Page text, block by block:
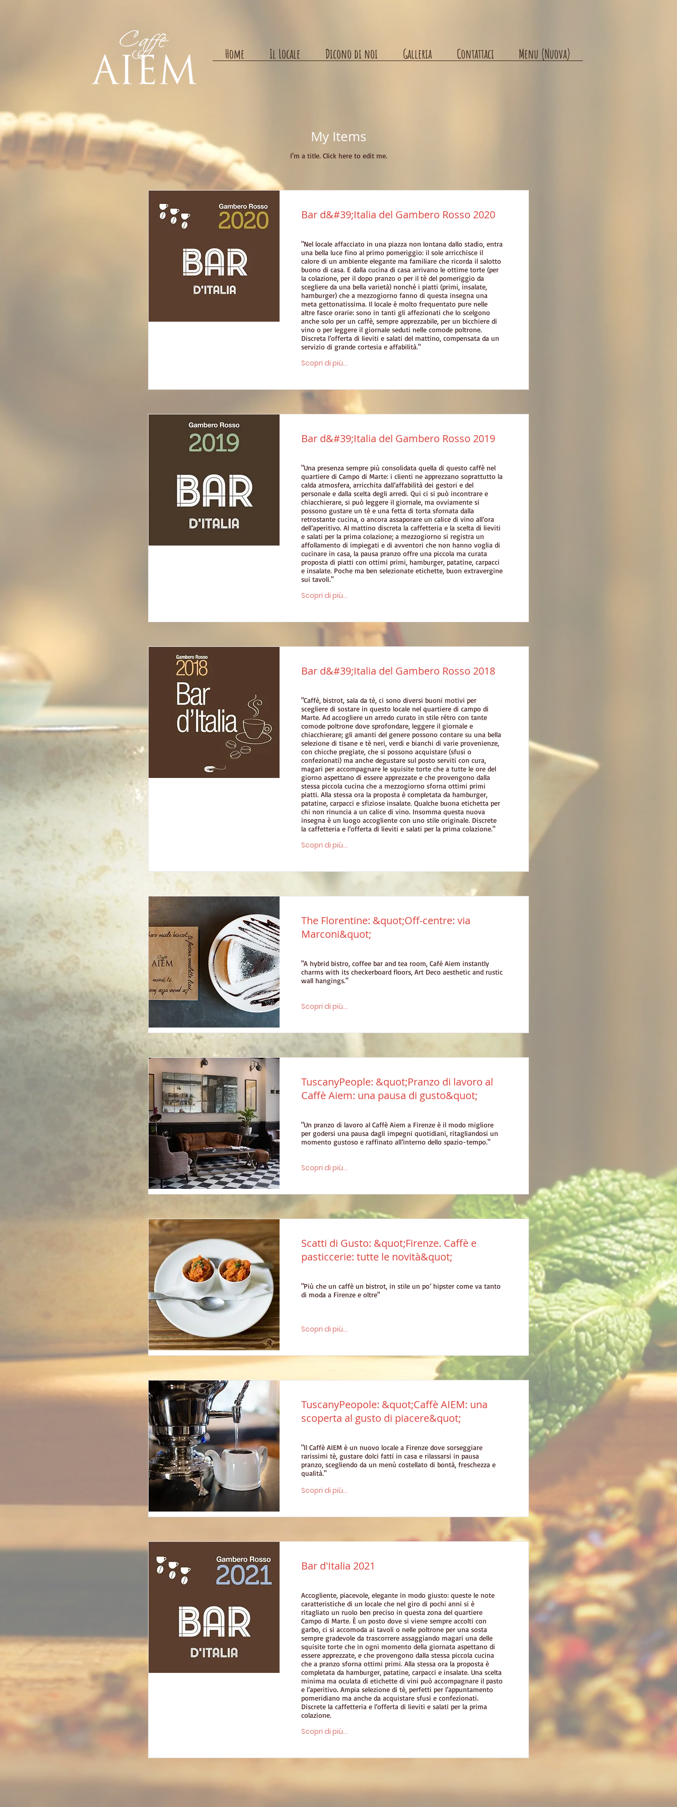
Home Il Locale Dicono di noi Galleria Contattaci Menu (Nuova)
My Items
I'm a title. ​Click here to edit me.
Bar d&#39;Italia del Gambero Rosso 2020
"Nel locale affacciato in una piazza non lontana dallo stadio, entra
una bella luce fino al primo pomeriggio: il sole arricchisce il
calore di un ambiente elegante ma familiare che ricorda il salotto
buono di casa. E dalla cucina di casa arrivano le ottime torte (per
la colazione, per il dopo pranzo o per il tè del pomeriggio da
scegliere da una bella varietà) nonché i piatti (primi, insalate,
hamburger) che a mezzogiorno fanno di questa insegna una
meta gettonatissima. Il locale è molto frequentato pure nelle
altre fasce orarie: sono in tanti gli affezionati che lo scelgono
anche solo per un caffè, sempre apprezzabile, per un bicchiere di
vino o per leggere il giornale seduti nelle comode poltrone.
Discreta l’offerta di lieviti e salati del mattino, compensata da un
servizio di grande cortesia e affabilità."
Scopri di più...
Bar d&#39;Italia del Gambero Rosso 2019
"Una presenza sempre più consolidata quella di questo caffè nel
quartiere di Campo di Marte: i clienti ne apprezzano soprattutto la
calda atmosfera, arricchita dall’affabilità dei gestori e del
personale e dalla scelta degli arredi. Qui ci si può incontrare e
chiacchierare, si può leggere il giornale, ma ovviamente si
possono gustare un tè e una fetta di torta sfornata dalla
retrostante cucina, o ancora assaporare un calice di vino all’ora
dell’aperitivo. Al mattino discreta la caffetteria e la scelta di lieviti
e salati per la prima colazione; a mezzogiorno si registra un
affollamento di impiegati e di avventori che non hanno voglia di
cucinare in casa, la pausa pranzo offre una piccola ma curata
proposta di piatti con ottimi primi, hamburger, patatine, carpacci
e insalate. Poche ma ben selezionate etichette, buon extravergine
sui tavoli."
Scopri di più...
Bar d&#39;Italia del Gambero Rosso 2018
"Caffè, bistrot, sala da tè, ci sono diversi buoni motivi per
scegliere di sostare in questo locale nel quartiere di campo di
Marte. Ad accogliere un arredo curato in stile rétro con tante
comode poltrone dove sprofondare, leggere il giornale e
chiacchierare; gli amanti del genere possono contare su una bella
selezione di tisane e tè neri, verdi e bianchi di varie provenienze,
con chicche pregiate, che si possono acquistare (sfusi o
confezionati) ma anche degustare sul posto serviti con cura,
magari per accompagnare le squisite torte che a tutte le ore del
giorno aspettano di essere apprezzate e che provengono dalla
stessa piccola cucina che a mezzogiorno sforna ottimi primi
piatti. Alla stessa ora la proposta è completata da hamburger,
patatine, carpacci e sfiziose insalate. Qualche buona etichetta per
chi non rinuncia a un calice di vino. Insomma questa nuova
insegna è un luogo accogliente con uno stile originale. Discrete
la caffetteria e l’offerta di lieviti e salati per la prima colazione."
Scopri di più...
The Florentine: &quot;Off-centre: via
Marconi&quot;
"A hybrid bistro, coffee bar and tea room, Café Aiem instantly
charms with its checkerboard floors, Art Deco aesthetic and rustic
wall hangings."
Scopri di più...
TuscanyPeople: &quot;Pranzo di lavoro al
Caffè Aiem: una pausa di gusto&quot;
"Un pranzo di lavoro al Caffè Aiem a Firenze è il modo migliore
per godersi una pausa dagli impegni quotidiani, ritagliandosi un
momento gustoso e raffinato all’interno dello spazio-tempo."
Scopri di più...
Scatti di Gusto: &quot;Firenze. Caffè e
pasticcerie: tutte le novità&quot;
"Più che un caffè un bistrot, in stile un po’ hipster come va tanto
di moda a Firenze e oltre"
Scopri di più...
TuscanyPeopole: &quot;Caffè AIEM: una
scoperta al gusto di piacere&quot;
"Il Caffè AIEM è un nuovo locale a Firenze dove sorseggiare
rarissimi tè, gustare dolci fatti in casa e rilassarsi in pausa
pranzo, scegliendo da un menù costellato di bontà, freschezza e
qualità."
Scopri di più...
Bar d'Italia 2021
Accogliente, piacevole, elegante in modo giusto: queste le note
caratteristiche di un locale che nel giro di pochi anni si è
ritagliato un ruolo ben preciso in questa zona del quartiere
Campo di Marte. È un posto dove si viene sempre accolti con
garbo, ci si accomoda ai tavoli o nelle poltrone per una sosta
sempre gradevole da trascorrere assaggiando magari una delle
squisite torte che in ogni momento della giornata aspettano di
essere apprezzate, e che provengono dalla stessa piccola cucina
che a pranzo sforna ottimi primi. Alla stessa ora la proposta è
completata da hamburger, patatine, carpacci e insalate. Una scelta
minima ma oculata di etichette di vini può accompagnare il pasto
e l’aperitivo. Ampia selezione di tè, perfetti per l’appuntamento
pomeridiano ma anche da acquistare sfusi e confezionati.
Discrete la caffetteria e l’offerta di lieviti e salati per la prima
colazione.
Scopri di più...